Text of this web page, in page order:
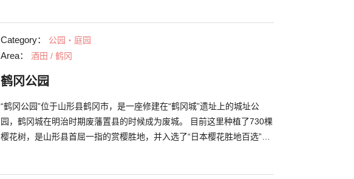
鱼区”等展示水母以外鱼类的区域。在“海豹池”也可以欣赏大齿斑海豹与北
象海豹2种海豹悠然自得的姿态。 在其他水族馆少有机会能看到的“鳍足
类”表演“鳍足动物的时间”也是受欢迎的活动之一。海狮与海豹们熟练地展
Category： 公园・庭园
Area： 酒田 / 鹤冈
鹤冈公园
“鹤冈公园”位于山形县鹤冈市，是一座修建在“鹤冈城”遗址上的城址公
园，鹤冈城在明治时期废藩置县的时候成为废城。 目前这里种植了730棵
樱花树，是山形县首屈一指的赏樱胜地，并入选了“日本樱花胜地百选”。